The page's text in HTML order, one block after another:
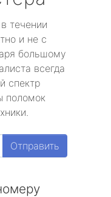
течении
и не с
большому
всегда
спектр
поломок
Отправить